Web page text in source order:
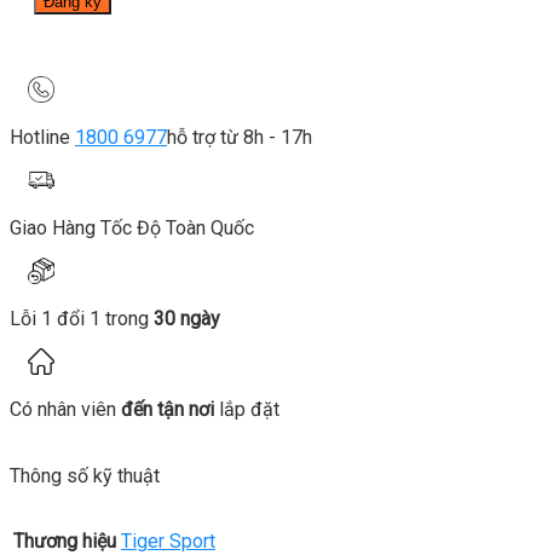
Hotline 1800 6977hỗ trợ từ 8h - 17h
Giao Hàng Tốc Độ Toàn Quốc
Lỗi 1 đổi 1 trong 30 ngày
Có nhân viên đến tận nơi lắp đặt
Thông số kỹ thuật
Thương hiệu Tiger Sport